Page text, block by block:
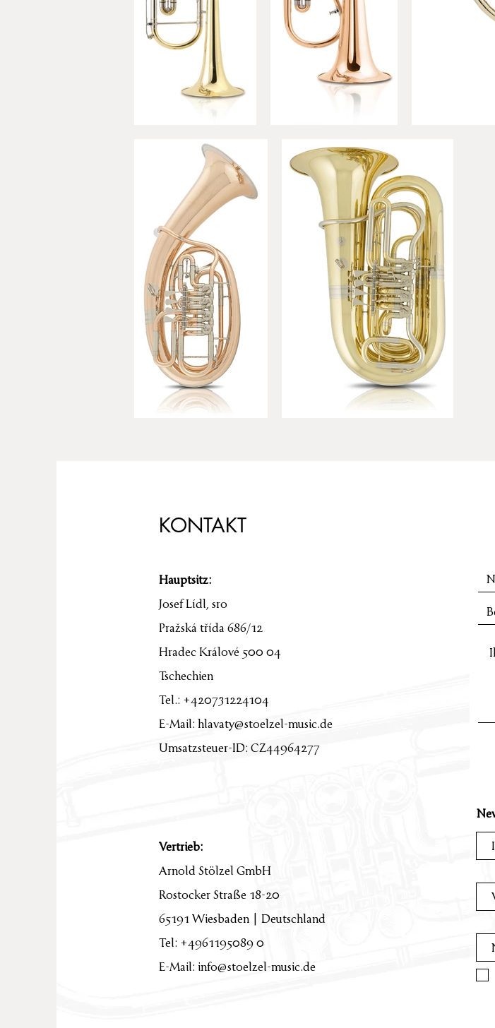
KONTAKT
Hauptsitz:
Josef Lídl, sro
Pražská třída 686/12
Hradec Králové 500 04
Tschechien
Tel.: +420731224104
E-Mail: hlavaty@stoelzel-music.de
Umsatzsteuer-ID: CZ44964277
Vertrieb:
Arnold Stölzel GmbH
Rostocker Straße 18-20
65191 Wiesbaden | Deutschland
Tel: +4961195089 0
E-Mail: info@stoelzel-music.de